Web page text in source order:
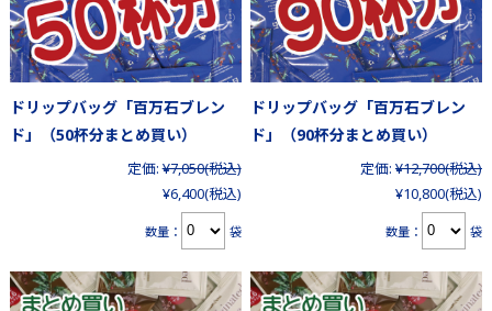
ドリップバッグ「百万石ブレン
ド」（50杯分まとめ買い）
定価: ¥7,050(税込)
¥6,400(税込)
数量： 袋
ドリップバッグ「百万石ブレン
ド」（90杯分まとめ買い）
定価: ¥12,700(税込)
¥10,800(税込)
数量： 袋